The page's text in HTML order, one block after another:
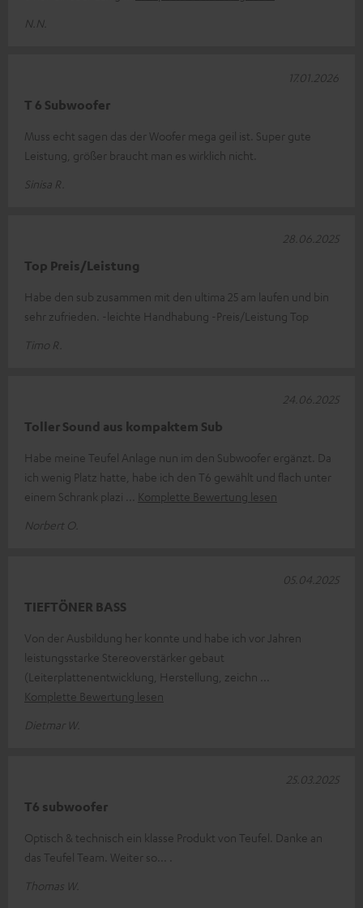
N.N.
T 6 Subwoofer
Muss echt sagen das der Woofer mega geil ist. Super gute
Leistung, größer braucht man es wirklich nicht.
Sinisa R.
17.01.2026
Top Preis/Leistung
Habe den sub zusammen mit den ultima 25 am laufen und bin
sehr zufrieden. -leichte Handhabung -Preis/Leistung Top
Timo R.
28.06.2025
Toller Sound aus kompaktem Sub
Habe meine Teufel Anlage nun im den Subwoofer ergänzt. Da
ich wenig Platz hatte, habe ich den T6 gewählt und flach unter
einem Schrank plazi
Komplette Bewertung lesen
Norbert O.
24.06.2025
TIEFTÖNER BASS
Von der Ausbildung her konnte und habe ich vor Jahren
leistungsstarke Stereoverstärker gebaut
(Leiterplattenentwicklung, Herstellung, zeichn
Komplette Bewertung lesen
Dietmar W.
05.04.2025
T6 subwoofer
Optisch & technisch ein klasse Produkt von Teufel. Danke an
das Teufel Team. Weiter so... .
Thomas W.
25.03.2025